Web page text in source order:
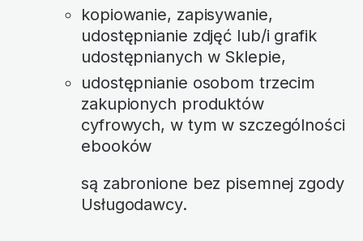
kopiowanie, zapisywanie,
udostępnianie zdjęć lub/i grafik
udostępnianych w Sklepie,
udostępnianie osobom trzecim
zakupionych produktów
cyfrowych, w tym w szczególności
ebooków
są zabronione bez pisemnej zgody
Usługodawcy.